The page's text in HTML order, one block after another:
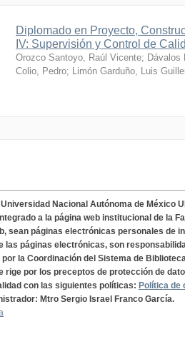
Diplomado en Proyecto,
IV: Supervisión y Control de
Orozco Santoyo, Raúl Vicente; Dávalos
Colio, Pedro; Limón Garduño, Luis
Nacional Autónoma de México
a la página web institucional de la
sean páginas electrónicas personales de
las páginas electrónicas, son
la Coordinación del Sistema de
rige por los preceptos de protección de
con las siguientes políticas: Política de
Mtro Sergio Israel Franco García.